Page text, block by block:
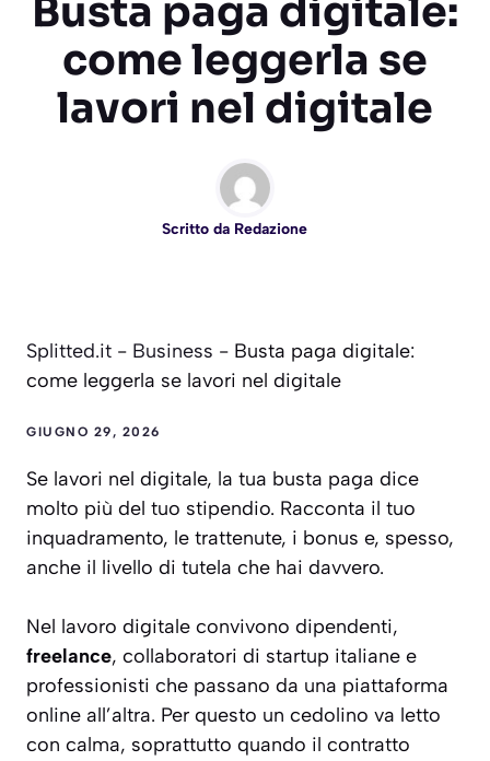
Busta paga digitale:
come leggerla se
lavori nel digitale
Scritto da Redazione
Splitted.it - Business - Busta paga digitale:
come leggerla se lavori nel digitale
GIUGNO 29, 2026
Se lavori nel digitale, la tua busta paga dice
molto più del tuo stipendio. Racconta il tuo
inquadramento, le trattenute, i bonus e, spesso,
anche il livello di tutela che hai davvero.
Nel lavoro digitale convivono dipendenti,
freelance, collaboratori di startup italiane e
professionisti che passano da una piattaforma
online all’altra. Per questo un cedolino va letto
con calma, soprattutto quando il contratto